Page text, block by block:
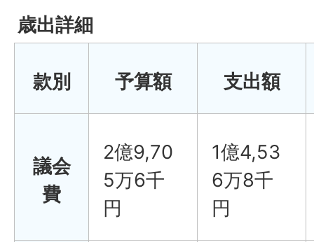
歳出詳細
款別 予算額 支出額
議会
費
2億9,70
5万6千
円
1億4,53
6万8千
円